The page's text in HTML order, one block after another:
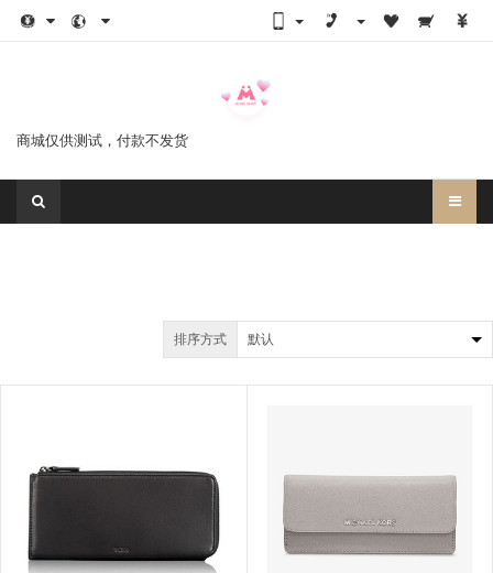
商城仅供测试，付款不发货
排序方式